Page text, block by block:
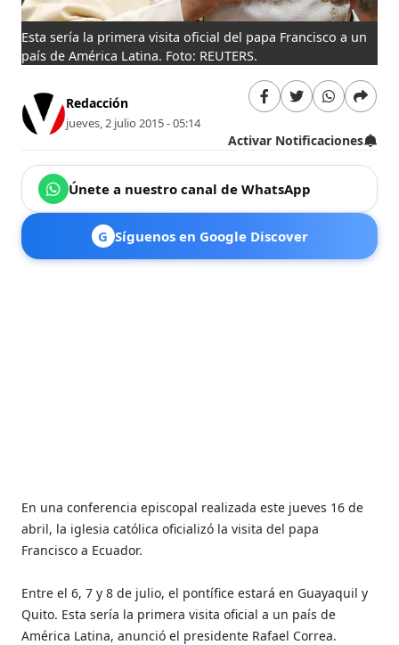
Esta sería la primera visita oficial del papa Francisco a un
país de América Latina. Foto: REUTERS.
Redacción
jueves, 2 julio 2015 - 05:14
Activar Notificaciones
Únete a nuestro canal de WhatsApp
G Síguenos en Google Discover
En una conferencia episcopal realizada este jueves 16 de
abril, la iglesia católica oficializó la visita del papa
Francisco a Ecuador.
Entre el 6, 7 y 8 de julio, el pontífice estará en Guayaquil y
Quito. Esta sería la primera visita oficial a un país de
América Latina, anunció el presidente Rafael Correa.